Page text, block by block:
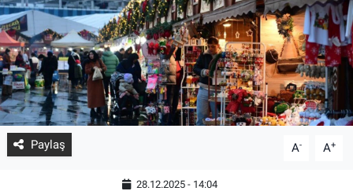
Paylaş A- A+
28.12.2025 - 14:04